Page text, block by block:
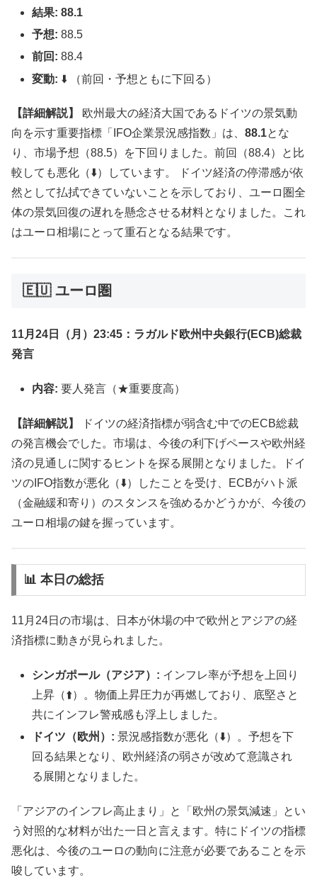
結果: 88.1
予想: 88.5
前回: 88.4
変動: ⬇️ （前回・予想ともに下回る）
【詳細解説】
欧州最大の経済大国であるドイツの景気動
向を示す重要指標「IFO企業景況感指数」は、 88.1とな
り、市場予想（88.5）を下回りました。前回（88.4）と比
較しても悪化（⬇️）しています。 ドイツ経済の停滞感が依
然として払拭できていないことを示しており、ユーロ圏全
体の景気回復の遅れを懸念させる材料となりました。これ
はユーロ相場にとって重石となる結果です。
🇪🇺 ユーロ圏
11月24日（月）23:45：ラガルド欧州中央銀行(ECB)総裁
発言
内容: 要人発言（★重要度高）
【詳細解説】
ドイツの経済指標が弱含む中でのECB総裁
の発言機会でした。市場は、今後の利下げペースや欧州経
済の見通しに関するヒントを探る展開となりました。ドイ
ツのIFO指数が悪化（⬇️）したことを受け、ECBがハト派
（金融緩和寄り）のスタンスを強めるかどうかが、今後の
ユーロ相場の鍵を握っています。
📊 本日の総括
11月24日の市場は、日本が休場の中で欧州とアジアの経
済指標に動きが見られました。
シンガポール（アジア）: インフレ率が予想を上回り
上昇（⬆️）。物価上昇圧力が再燃しており、底堅さと
共にインフレ警戒感も浮上しました。
ドイツ（欧州）: 景況感指数が悪化（⬇️）。予想を下
回る結果となり、欧州経済の弱さが改めて意識され
る展開となりました。
「アジアのインフレ高止まり」と「欧州の景気減速」とい
う対照的な材料が出た一日と言えます。特にドイツの指標
悪化は、今後のユーロの動向に注意が必要であることを示
唆しています。